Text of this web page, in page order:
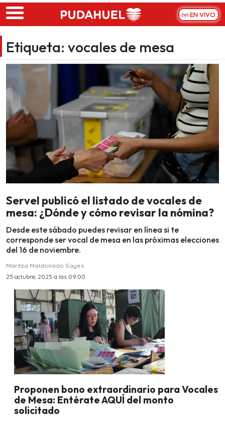
Skip to main content
EN VIVO
Etiqueta: vocales de mesa
Servel publicó el listado de vocales de
mesa: ¿Dónde y cómo revisar la nómina?
Desde este sábado puedes revisar en línea si te
corresponde ser vocal de mesa en las próximas elecciones
del 16 de noviembre.
Maritza Maldonado Sayes
25 octubre, 2025 a las 09:00
Proponen bono extraordinario para Vocales
de Mesa: Entérate AQUÍ del monto
solicitado